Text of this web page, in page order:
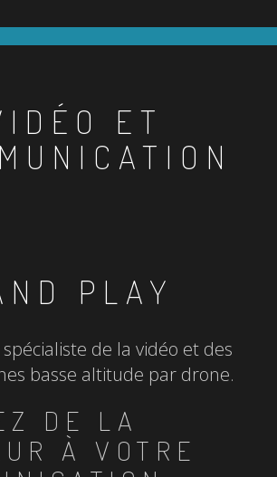
ET
PLAY
de la vidéo et des
basse altitude par drone.
DE LA
À VOTRE